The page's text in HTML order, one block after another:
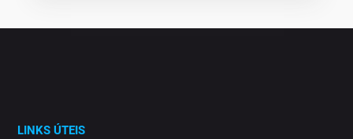
LINKS ÚTEIS